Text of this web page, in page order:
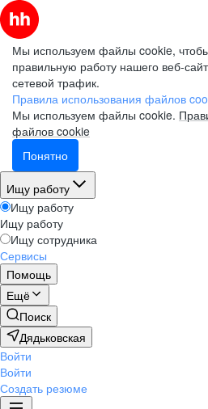
Мы используем файлы cookie,
правильную работу нашего веб-
сетевой трафик.
Правила использования файлов
Мы используем файлы cookie.
файлов cookie
Понятно
Ищу работу
Ищу работу
Ищу работу
Ищу сотрудника
Сервисы
Помощь
Ещё
Поиск
Дядьковская
Войти
Войти
Создать резюме